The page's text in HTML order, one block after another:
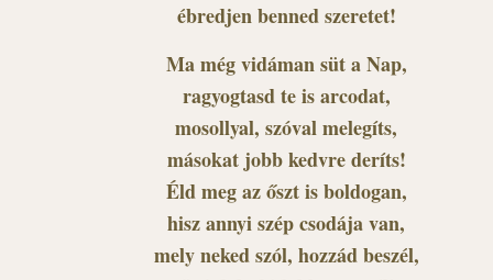
ébredjen benned szeretet!
Ma még vidáman süt a Nap,
ragyogtasd te is arcodat,
mosollyal, szóval melegíts,
másokat jobb kedvre deríts!
Éld meg az őszt is boldogan,
hisz annyi szép csodája van,
mely neked szól, hozzád beszél,